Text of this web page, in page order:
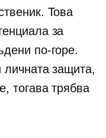
Това
за
по-горе.
личната защита,
тогава трябва